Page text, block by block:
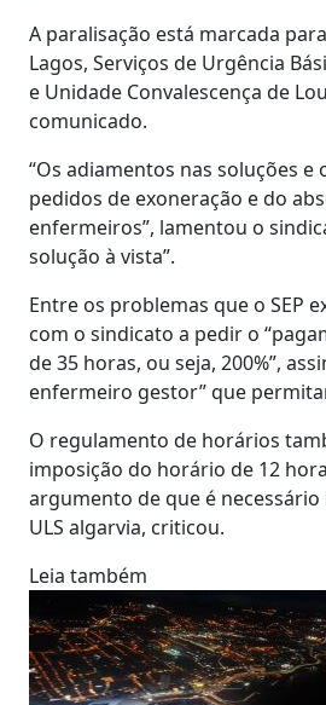
A paralisação está marcada
Lagos, Serviços de Urgência
e Unidade Convalescença de
comunicado.
“Os adiamentos nas soluções
pedidos de exoneração e do
enfermeiros”, lamentou o
solução à vista”.
Entre os problemas que o SEP
com o sindicato a pedir o
de 35 horas, ou seja, 200%”,
enfermeiro gestor” que
O regulamento de horários
imposição do horário de 12
argumento de que é
ULS algarvia, criticou.
Leia também